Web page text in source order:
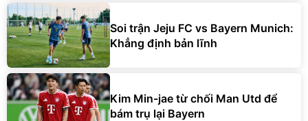
Soi trận Jeju FC vs Bayern Munich:
Khẳng định bản lĩnh
Kim Min-jae từ chối Man Utd để
bám trụ lại Bayern